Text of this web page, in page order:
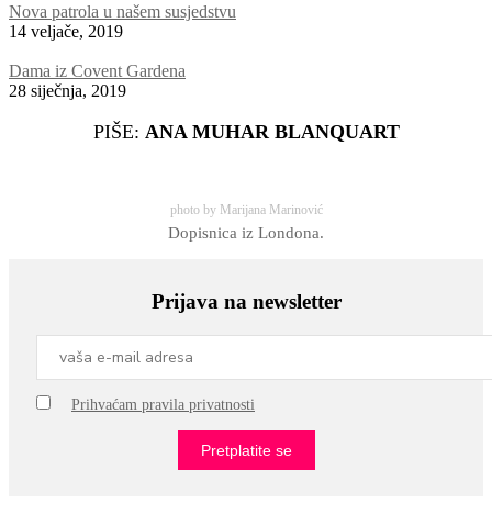
Nova patrola u našem susjedstvu
14 veljače, 2019
Dama iz Covent Gardena
28 siječnja, 2019
PIŠE: ANA MUHAR BLANQUART
photo by Marijana Marinović
Dopisnica iz Londona.
Prijava na newsletter
Prihvaćam pravila privatnosti